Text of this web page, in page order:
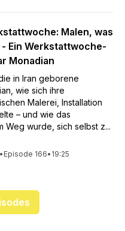
Malen, was
Ein Werkstattwoche-
Monadian
in Iran geborene
wie sich ihre
Malerei, Installation
– und wie das
Weg wurde, sich selbst z...
• Episode 166• 19:25